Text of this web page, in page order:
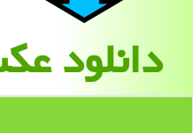
دانلود